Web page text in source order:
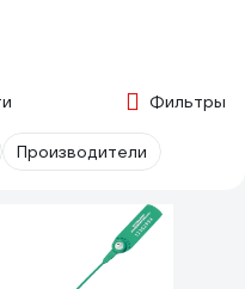
Фильтры
Производители